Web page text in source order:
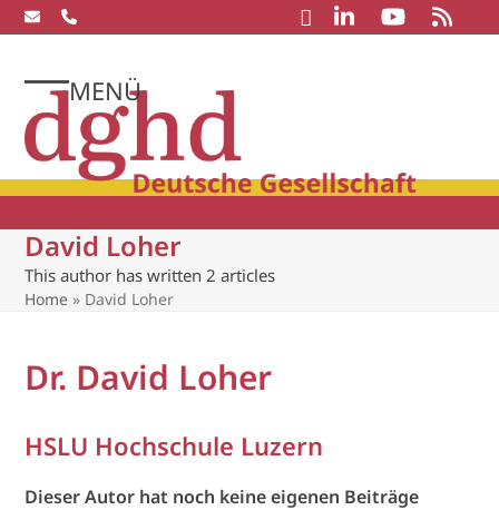
Skip
to
MENÜ
Open
mobile
menu
Close
mobile
menu
David Loher
This author has written 2 articles
Home » David Loher
Dr. David Loher
HSLU Hochschule Luzern
Dieser Autor hat noch keine eigenen Beiträge